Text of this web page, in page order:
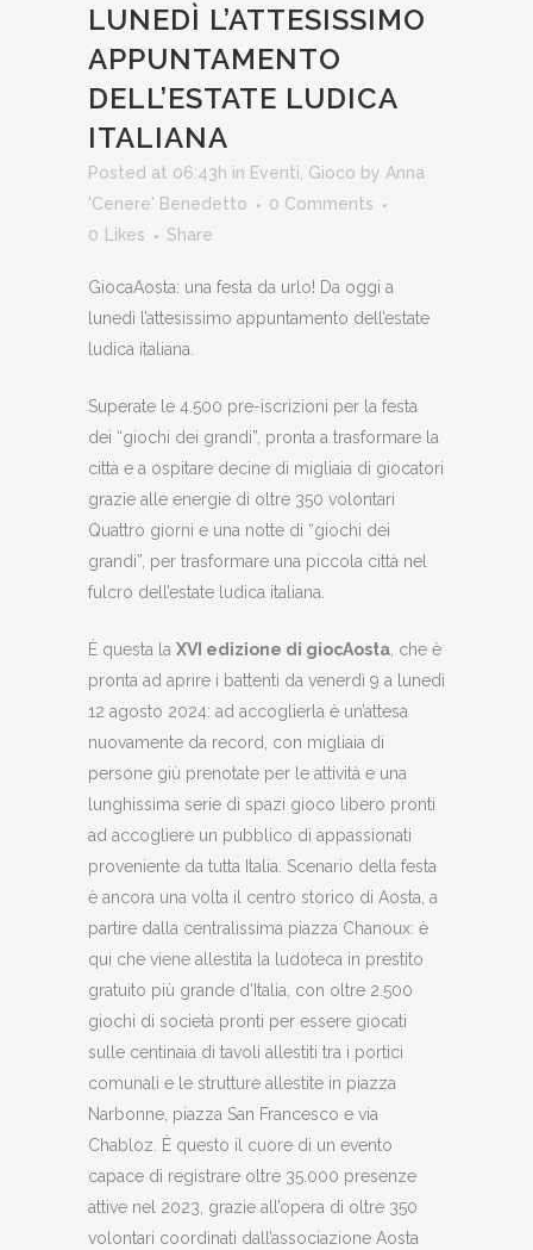
LUNEDÌ L’ATTESISSIMO
APPUNTAMENTO
DELL’ESTATE LUDICA
ITALIANA
Posted at 06:43h in Eventi Gioco by Anna
'Cenere' Benedetto
0 Comments
0
Likes Share
GiocaAosta: una festa da urlo! Da oggi a
lunedì l’attesissimo appuntamento dell’estate
ludica italiana.
Superate le 4.500 pre-iscrizioni per la festa
dei “giochi dei grandi”, pronta a trasformare la
città e a ospitare decine di migliaia di giocatori
grazie alle energie di oltre 350 volontari
Quattro giorni e una notte di “giochi dei
grandi”, per trasformare una piccola città nel
fulcro dell’estate ludica italiana.
È questa la XVI edizione di giocAosta , che è
pronta ad aprire i battenti da venerdì 9 a lunedì
12 agosto 2024: ad accoglierla è un’attesa
nuovamente da record, con migliaia di
persone giù prenotate per le attività e una
lunghissima serie di spazi gioco libero pronti
ad accogliere un pubblico di appassionati
proveniente da tutta Italia. Scenario della festa
è ancora una volta il centro storico di Aosta, a
partire dalla centralissima piazza Chanoux: è
qui che viene allestita la ludoteca in prestito
gratuito più grande d’Italia, con oltre 2.500
giochi di società pronti per essere giocati
sulle centinaia di tavoli allestiti tra i portici
comunali e le strutture allestite in piazza
Narbonne, piazza San Francesco e via
Chabloz. È questo il cuore di un evento
capace di registrare oltre 35.000 presenze
attive nel 2023, grazie all’opera di oltre 350
volontari coordinati dall’associazione Aosta